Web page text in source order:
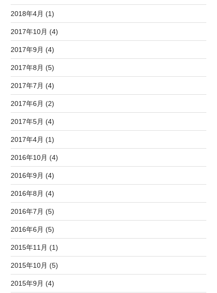
2018年4月 (1)
2017年10月 (4)
2017年9月 (4)
2017年8月 (5)
2017年7月 (4)
2017年6月 (2)
2017年5月 (4)
2017年4月 (1)
2016年10月 (4)
2016年9月 (4)
2016年8月 (4)
2016年7月 (5)
2016年6月 (5)
2015年11月 (1)
2015年10月 (5)
2015年9月 (4)